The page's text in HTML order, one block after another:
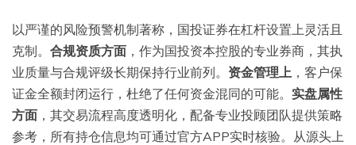
以严谨的风险预警机制著称，国投证券在杠杆设置上灵活且
克制。 合规资质方面 ，作为国投资本控股的专业券商，其执
业质量与合规评级长期保持行业前列。 资金管理上 ，客户保
证金全额封闭运行，杜绝了任何资金混同的可能。 实盘属性
方面 ，其交易流程高度透明化，配备专业投顾团队提供策略
参考，所有持仓信息均可通过官方APP实时核验。从源头上